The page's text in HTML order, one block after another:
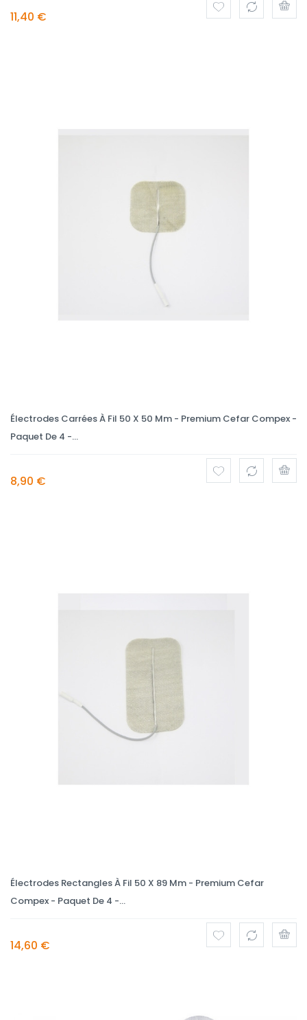
11,40 €
Électrodes Carrées À Fil 50 X 50 Mm - Premium Cefar Compex -
Paquet De 4 -...
8,90 €
Électrodes Rectangles À Fil 50 X 89 Mm - Premium Cefar
Compex - Paquet De 4 -...
14,60 €